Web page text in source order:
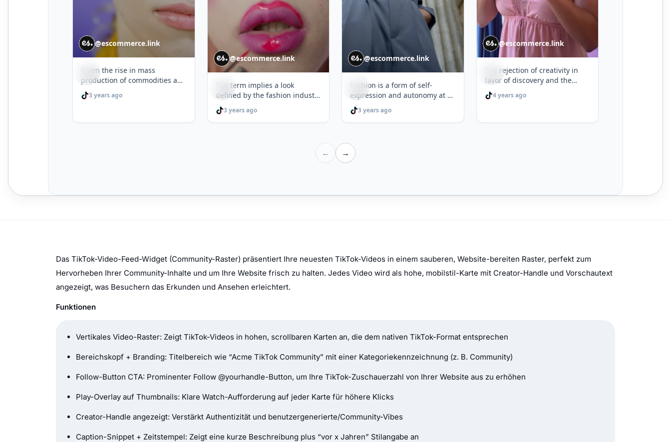
Das TikTok-Video-Feed-Widget (Community-Raster) präsentiert Ihre neuesten TikTok-Videos in einem sauberen, Website-bereiten Raster, perfekt zum
Hervorheben Ihrer Community-Inhalte und um Ihre Website frisch zu halten. Jedes Video wird als hohe, mobilstil-Karte mit Creator-Handle und Vorschautext
angezeigt, was Besuchern das Erkunden und Ansehen erleichtert.
Funktionen
Vertikales Video-Raster: Zeigt TikTok-Videos in hohen, scrollbaren Karten an, die dem nativen TikTok-Format entsprechen
Bereichskopf + Branding: Titelbereich wie “Acme TikTok Community” mit einer Kategoriekennzeichnung (z. B. Community)
Follow-Button CTA: Prominenter Follow @yourhandle-Button, um Ihre TikTok-Zuschauerzahl von Ihrer Website aus zu erhöhen
Play-Overlay auf Thumbnails: Klare Watch-Aufforderung auf jeder Karte für höhere Klicks
Creator-Handle angezeigt: Verstärkt Authentizität und benutzergenerierte/Community-Vibes
Caption-Snippet + Zeitstempel: Zeigt eine kurze Beschreibung plus “vor x Jahren” Stilangabe an